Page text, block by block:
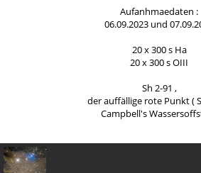
Aufanhmaedaten :
06.09.2023 und
20 x 300 s Ha
20 x 300 s OIII
Sh 2-91 ,
der auffällige rote Punkt (
Campbell's